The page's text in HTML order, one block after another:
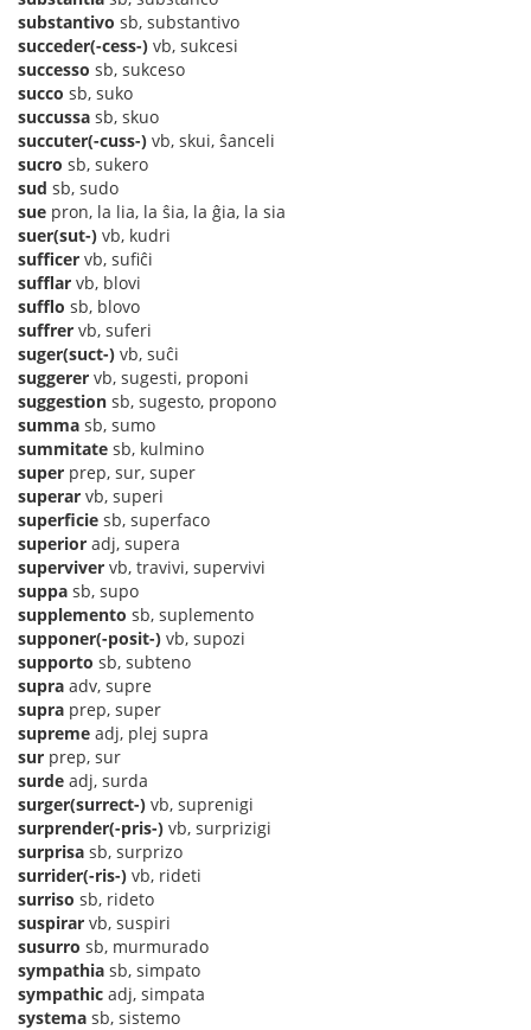
substantivo sb, substantivo
succeder(-cess-) vb, sukcesi
successo sb, sukceso
succo sb, suko
succussa sb, skuo
succuter(-cuss-) vb, skui, ŝanceli
sucro sb, sukero
sud sb, sudo
sue pron, la lia, la ŝia, la ĝia, la sia
suer(sut-) vb, kudri
sufficer vb, sufiĉi
sufflar vb, blovi
sufflo sb, blovo
suffrer vb, suferi
suger(suct-) vb, suĉi
suggerer vb, sugesti, proponi
suggestion sb, sugesto, propono
summa sb, sumo
summitate sb, kulmino
super prep, sur, super
superar vb, superi
superficie sb, superfaco
superior adj, supera
superviver vb, travivi, supervivi
suppa sb, supo
supplemento sb, suplemento
supponer(-posit-) vb, supozi
supporto sb, subteno
supra adv, supre
supra prep, super
supreme adj, plej supra
sur prep, sur
surde adj, surda
surger(surrect-) vb, suprenigi
surprender(-pris-) vb, surprizigi
surprisa sb, surprizo
surrider(-ris-) vb, rideti
surriso sb, rideto
suspirar vb, suspiri
susurro sb, murmurado
sympathia sb, simpato
sympathic adj, simpata
systema sb, sistemo